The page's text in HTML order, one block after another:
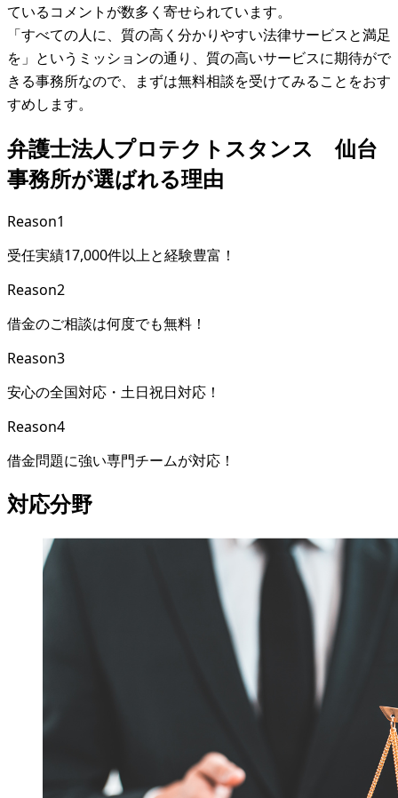
ているコメントが数多く寄せられています。
「すべての人に、質の高く分かりやすい法律サービスと満足
を」というミッションの通り、質の高いサービスに期待がで
きる事務所なので、まずは無料相談を受けてみることをおす
すめします。
弁護士法人プロテクトスタンス 仙台
事務所が選ばれる理由
Reason1
受任実績17,000件以上と経験豊富！
Reason2
借金のご相談は何度でも無料！
Reason3
安心の全国対応・土日祝日対応！
Reason4
借金問題に強い専門チームが対応！
対応分野